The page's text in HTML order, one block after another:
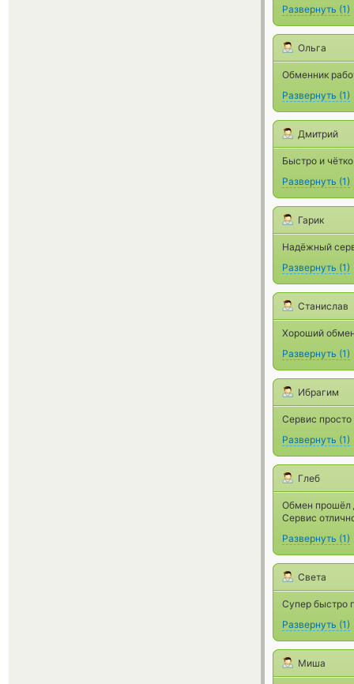
Развернуть (1)
Ольга
Обменник
Развернуть (1)
Дмитрий
Быстро и
Развернуть (1)
Гарик
Надёжный
Развернуть (1)
Станислав
Хороший
Развернуть (1)
Ибрагим
Сервис
Развернуть (1)
Глеб
Обмен прошёл
Сервис
Развернуть (1)
Света
Супер быстро
Развернуть (1)
Миша